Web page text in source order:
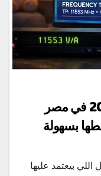
تردد قناة طيور بيبي الجديد 2026 في مصر
بسهولة
بيعتمد عليها